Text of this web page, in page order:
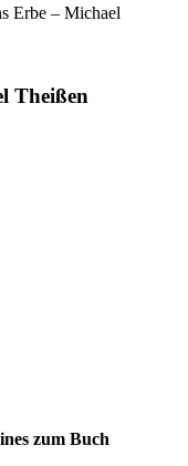
Erbe – Michael
Theißen
zum Buch